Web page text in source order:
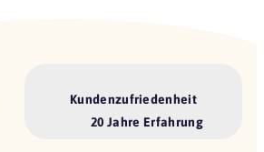
Kundenzufriedenheit
20 Jahre Erfahrung